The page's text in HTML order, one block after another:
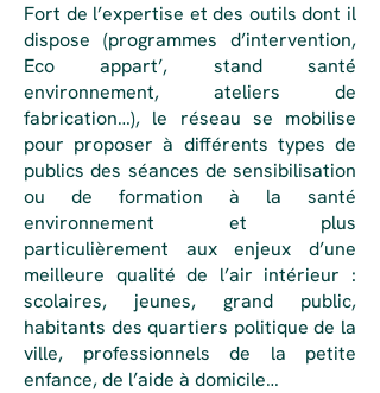
Fort de l’expertise et des outils dont il
dispose (programmes d’intervention,
Eco appart’, stand santé
environnement, ateliers de
fabrication…), le réseau se mobilise
pour proposer à différents types de
publics des séances de sensibilisation
ou de formation à la santé
environnement et plus
particulièrement aux enjeux d’une
meilleure qualité de l’air intérieur :
scolaires, jeunes, grand public,
habitants des quartiers politique de la
ville, professionnels de la petite
enfance, de l’aide à domicile…